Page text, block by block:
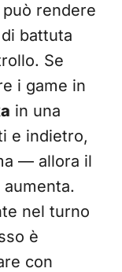
rendere
battuta
Se
i game in
in una
e indietro,
— allora il
nel turno
è
con